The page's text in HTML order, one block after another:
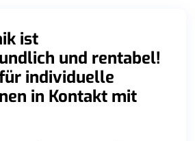
ist
und rentabel!
individuelle
in Kontakt mit